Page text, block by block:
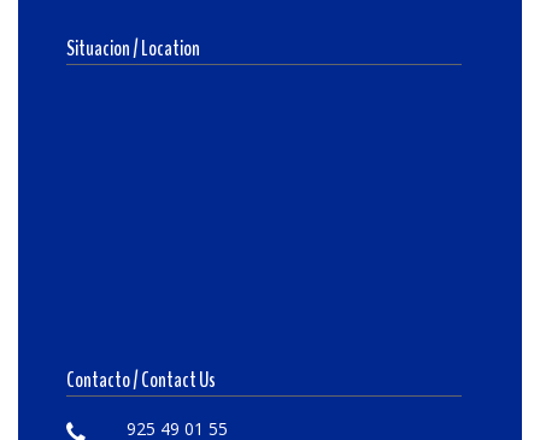
Situacion / Location
Contacto / Contact Us
925 49 01 55